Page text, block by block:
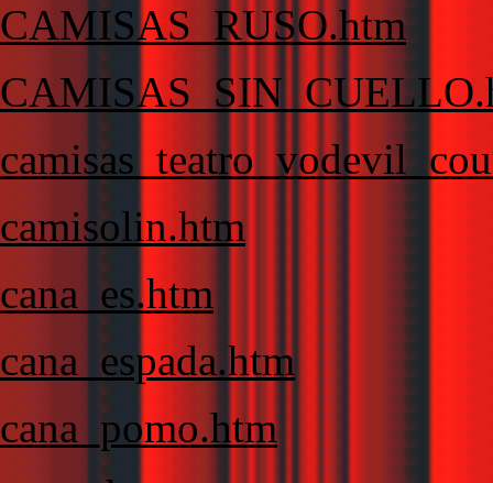
CAMISAS_RUSO.htm
camisolin.htm
cana_es.htm
cana_espada.htm
cana_pomo.htm